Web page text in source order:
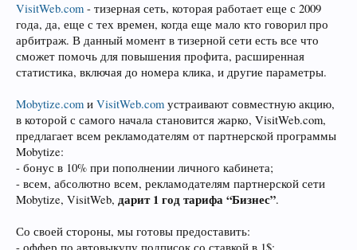
VisitWeb.com - тизерная сеть, которая работает еще с 2009
года, да, еще с тех времен, когда еще мало кто говорил про
арбитраж. В данный момент в тизерной сети есть все что
сможет помочь для повышения профита, расширенная
статистика, включая до номера клика, и другие параметры.
Mobytize.com и VisitWeb.com устраивают совместную акцию,
в которой с самого начала становится жарко, VisitWeb.com,
предлагает всем рекламодателям от партнерской программы
Mobytize:
- бонус в 10% при пополнении личного кабинета;
- всем, абсолютно всем, рекламодателям партнерской сети
Mobytize, VisitWeb, дарит 1 год тарифа “Бизнес”.
Со своей стороны, мы готовы предоставить: